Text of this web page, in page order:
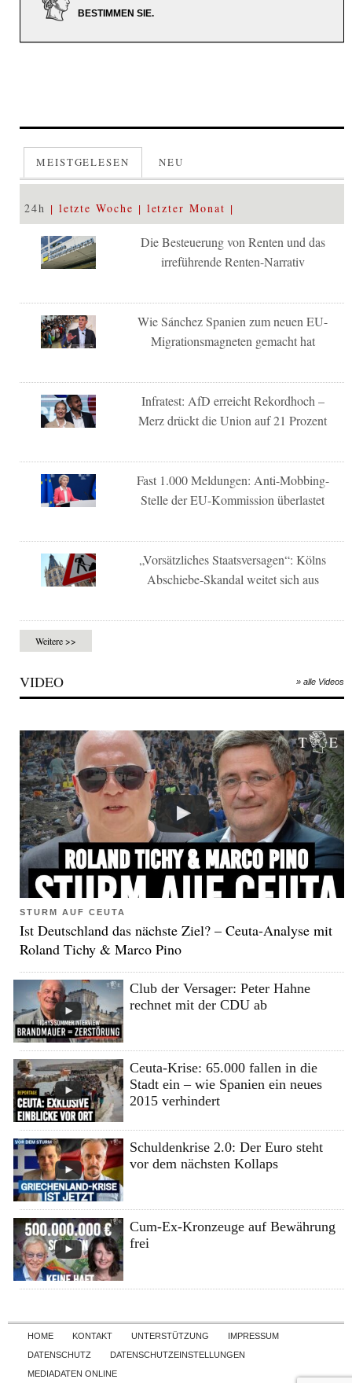
BESTIMMEN SIE.
MEISTGELESEN NEU
24h letzte Woche letzter Monat
Die Besteuerung von Renten und das
irreführende Renten-Narrativ
Wie Sánchez Spanien zum neuen EU-
Migrationsmagneten gemacht hat
Infratest: AfD erreicht Rekordhoch –
Merz drückt die Union auf 21 Prozent
Fast 1.000 Meldungen: Anti-Mobbing-
Stelle der EU-Kommission überlastet
„Vorsätzliches Staatsversagen“: Kölns
Abschiebe-Skandal weitet sich aus
Weitere >>
VIDEO » alle Videos
STURM AUF CEUTA
Ist Deutschland das nächste Ziel? – Ceuta-Analyse mit
Roland Tichy & Marco Pino
Club der Versager: Peter Hahne
rechnet mit der CDU ab
Ceuta-Krise: 65.000 fallen in die
Stadt ein – wie Spanien ein neues
2015 verhindert
Schuldenkrise 2.0: Der Euro steht
vor dem nächsten Kollaps
Cum-Ex-Kronzeuge auf Bewährung
frei
Skip to content
HOME KONTAKT UNTERSTÜTZUNG
IMPRESSUM
DATENSCHUTZ
DATENSCHUTZEINSTELLUNGEN
MEDIADATEN ONLINE